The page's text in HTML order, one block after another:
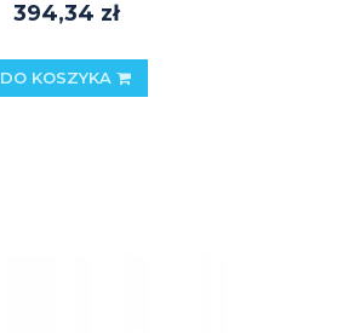
394,34 zł
DO KOSZYKA